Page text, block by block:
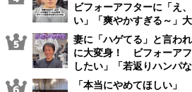
ビフォーアフターに「え
い」「爽やかすぎる～」
妻に「ハゲてる」と言わ
に大変身！ ビフォーア
したい」「若返りハンパな
「本当にやめてほしい